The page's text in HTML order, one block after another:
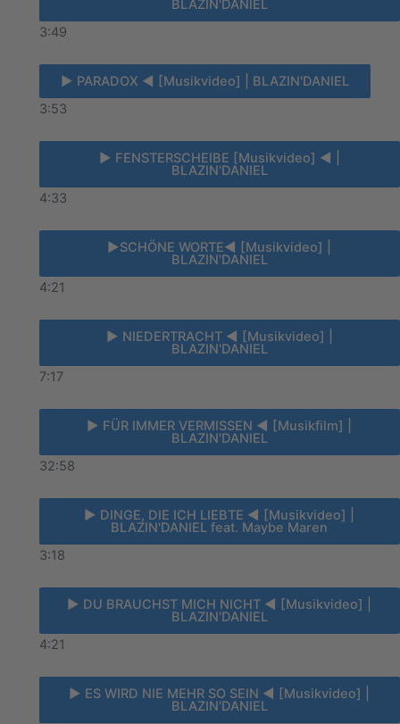
BLAZIN'DANIEL
3:49
► PARADOX ◄ [Musikvideo] | BLAZIN'DANIEL
3:53
► FENSTERSCHEIBE [Musikvideo] ◄ |
BLAZIN'DANIEL
4:33
►SCHÖNE WORTE◄ [Musikvideo] |
BLAZIN'DANIEL
4:21
► NIEDERTRACHT ◄ [Musikvideo] |
BLAZIN'DANIEL
7:17
► FÜR IMMER VERMISSEN ◄ [Musikfilm] |
BLAZIN'DANIEL
32:58
► DINGE, DIE ICH LIEBTE ◄ [Musikvideo] |
BLAZIN'DANIEL feat. Maybe Maren
3:18
► DU BRAUCHST MICH NICHT ◄ [Musikvideo] |
BLAZIN'DANIEL
4:21
► ES WIRD NIE MEHR SO SEIN ◄ [Musikvideo] |
BLAZIN'DANIEL